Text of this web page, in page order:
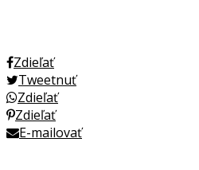
Zdieľať
Tweetnuť
Zdieľať
Zdieľať
E-mailovať